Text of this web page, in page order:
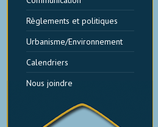
Règlements et politiques
Urbanisme/Environnement
Calendriers
Nous joindre